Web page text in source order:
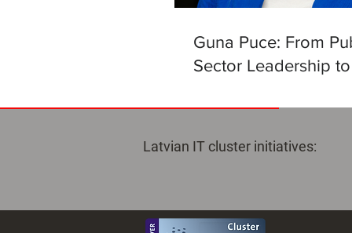
Guna Puce: From
Sector Leadership
Intelligence Centre
Latvian IT cluster initiatives: